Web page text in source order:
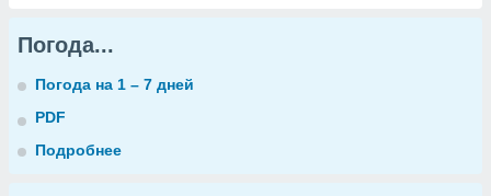
Погода...
Погода на 1 – 7 дней
PDF
Подробнее